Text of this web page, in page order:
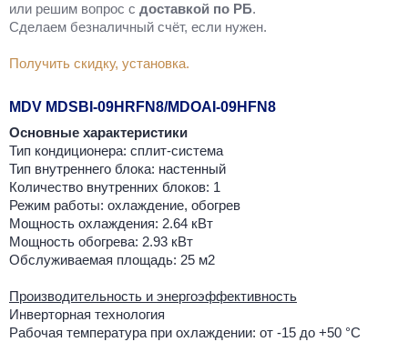
или решим вопрос с доставкой по РБ.
Cделаем безналичный счёт, если нужен.
Получить скидку, установка.
MDV MDSBI-09HRFN8/MDOAI-09HFN8
Основные характеристики
Тип кондиционера: сплит-система
Тип внутреннего блока: настенный
Количество внутренних блоков: 1
Режим работы: охлаждение, обогрев
Мощность охлаждения: 2.64 кВт
Мощность обогрева: 2.93 кВт
Обслуживаемая площадь: 25 м2
Производительность и энергоэффективность
Инверторная технология
Рабочая температура при охлаждении: от -15 до +50 °C